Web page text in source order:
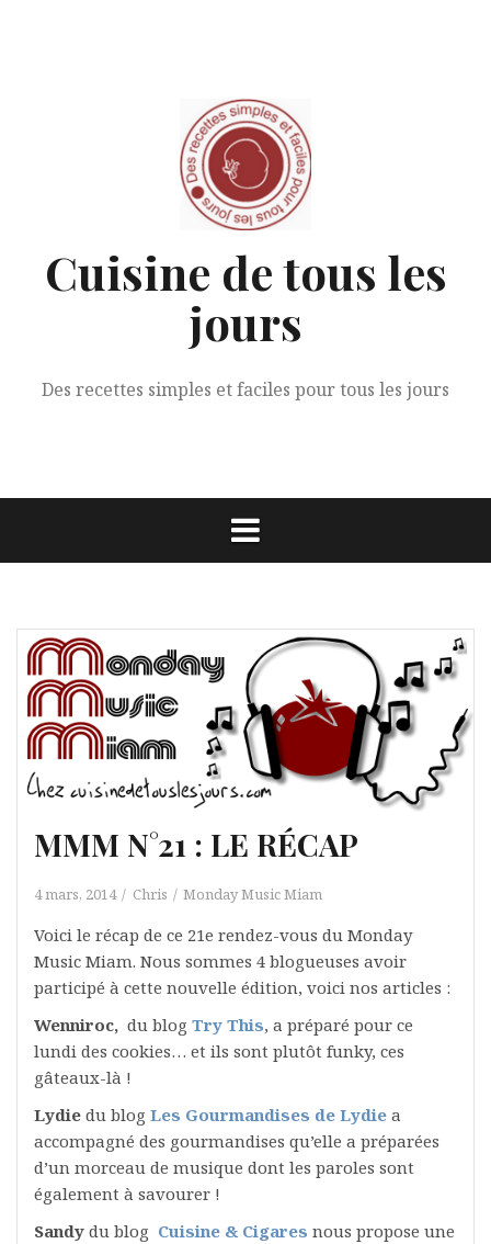
Cuisine de tous les
jours
Des recettes simples et faciles pour tous les jours
MMM N°21 : LE RÉCAP
4 mars, 2014 Chris Monday Music Miam
Voici le récap de ce 21e rendez-vous du Monday
Music Miam. Nous sommes 4 blogueuses avoir
participé à cette nouvelle édition, voici nos articles :
Wenniroc, du blog Try This, a préparé pour ce
lundi des cookies… et ils sont plutôt funky, ces
gâteaux-là !
Lydie du blog Les Gourmandises de Lydie a
accompagné des gourmandises qu’elle a préparées
d’un morceau de musique dont les paroles sont
également à savourer !
Sandy du blog Cuisine & Cigares nous propose une